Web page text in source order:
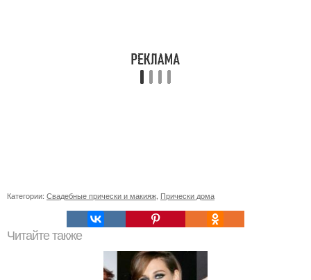
Категории: Свадебные прически и макияж, Прически дома
Читайте также